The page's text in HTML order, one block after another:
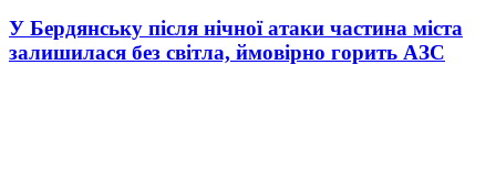
У Бердянську після нічної атаки частина міста
залишилася без світла, ймовірно горить АЗС